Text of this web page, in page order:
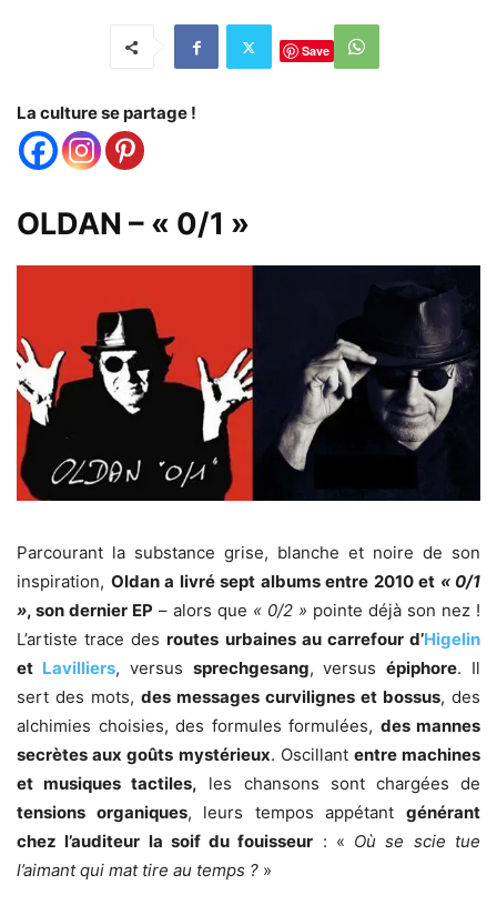
Save
La culture se partage !
OLDAN – « 0/1 »
Parcourant la substance grise, blanche et noire de son
inspiration, Oldan a livré sept albums entre 2010 et « 0/1
», son dernier EP – alors que « 0/2 » pointe déjà son nez !
L’artiste trace desroutes urbaines au carrefour d’Higelin
et Lavilliers, versus sprechgesang, versusépiphore. Il
sert des mots, des messages curvilignes et bossus, des
alchimies choisies, des formules formulées, des mannes
secrètes aux goûts mystérieux. Oscillant entre machines
et musiques tactiles, les chansons sont chargées de
tensions organiques, leurs tempos appétantgénérant
chez l’auditeur la soif du fouisseur : « Où se scie tue
l’aimant qui mat tire au temps ? »